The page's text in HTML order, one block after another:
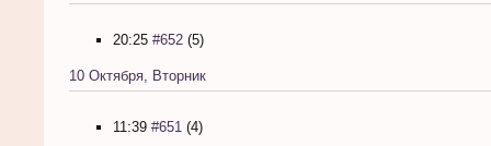
20:25 #652 (5)
10 Октября, Вторник
11:39 #651 (4)